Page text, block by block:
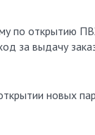
за выдачу
новых